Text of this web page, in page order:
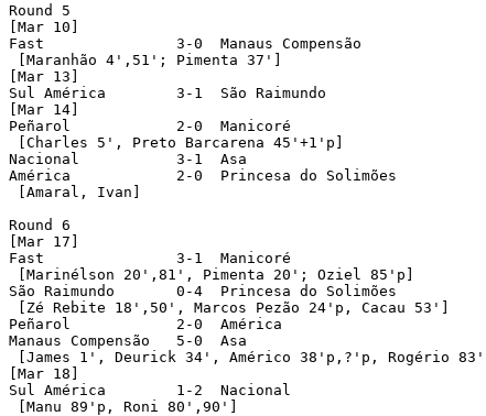
Round 5
[Mar 10]
Fast		   3-0  Manaus Compensão
[Maranhão 4',51'; Pimenta 37']
[Mar 13]
Sul América	   3-1  São Raimundo
[Mar 14]
Peñarol		   2-0  Manicoré
[Charles 5', Preto Barcarena 45'+1'p]
Nacional	   3-1  Asa
América		   2-0  Princesa do Solimões
[Amaral, Ivan]
Round 6
[Mar 17]
Fast	  	   3-1  Manicoré
[Marinélson 20',81', Pimenta 20'; Oziel 85'p]
São Raimundo	   0-4  Princesa do Solimões
[Zé Rebite 18',50', Marcos Pezão 24'p, Cacau 53']
Peñarol		   2-0  América
Manaus Compensão   5-0  Asa
[James 1', Deurick 34', Américo 38'p,?'p, Rogério 83']
[Mar 18]
Sul América	   1-2  Nacional
[Manu 89'p, Roni 80',90']